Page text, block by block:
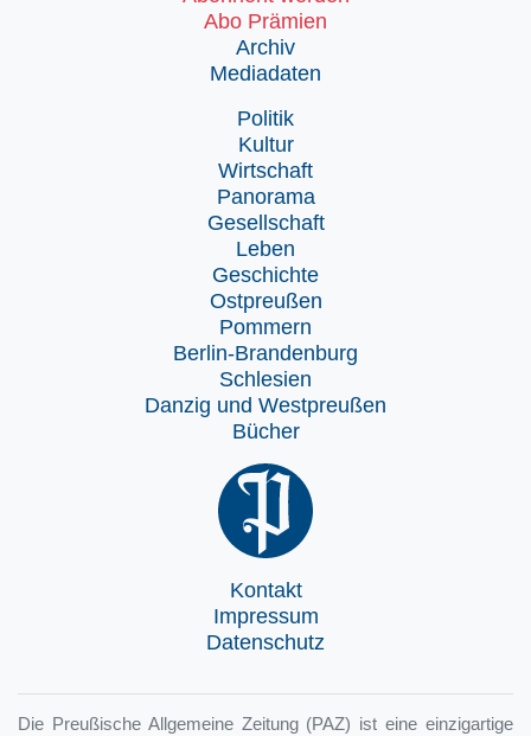
Abo Prämien
Archiv
Mediadaten
Politik
Kultur
Wirtschaft
Panorama
Gesellschaft
Leben
Geschichte
Ostpreußen
Pommern
Berlin-Brandenburg
Schlesien
Danzig und Westpreußen
Bücher
Kontakt
Impressum
Datenschutz
Die Preußische Allgemeine Zeitung (PAZ) ist eine einzigartige